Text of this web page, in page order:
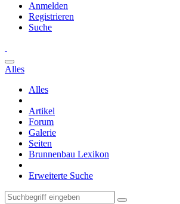
Anmelden
Registrieren
Suche
Alles
Alles
Artikel
Forum
Galerie
Seiten
Brunnenbau Lexikon
Erweiterte Suche